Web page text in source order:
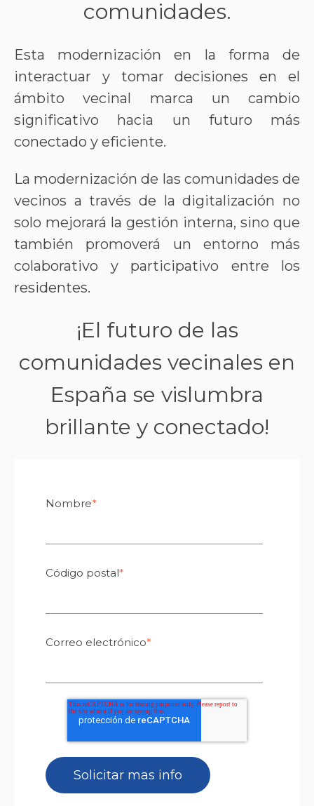
comunidades.
Esta modernización en la forma de
interactuar y tomar decisiones en el
ámbito vecinal marca un cambio
significativo hacia un futuro más
conectado y eficiente.
La modernización de las comunidades de
vecinos a través de la digitalización no
solo mejorará la gestión interna, sino que
también promoverá un entorno más
colaborativo y participativo entre los
residentes.
¡El futuro de las
comunidades vecinales en
España se vislumbra
brillante y conectado!
Nombre*
Código postal*
Correo electrónico*